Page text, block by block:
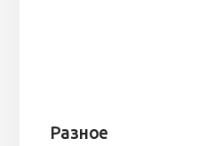
Разное